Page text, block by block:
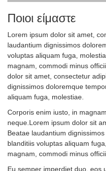
Ποιοι είμαστε
Lorem ipsum dolor sit amet,
laudantium dignissimos
voluptas aliquam fuga,
magnam, commodi minus
dolor sit amet, consectetur
dignissimos doloremque
aliquam fuga, molestiae.
Corporis enim iusto, in
neque.Lorem ipsum dolor sit
Beatae laudantium
blanditiis voluptas aliquam
magnam, commodi minus
Eu semper imperdiet duo, eos